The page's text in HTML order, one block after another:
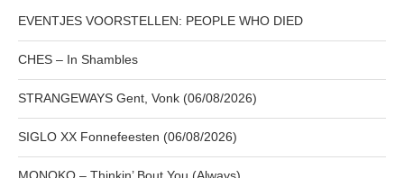
EVENTJES VOORSTELLEN: PEOPLE WHO DIED
CHES – In Shambles
STRANGEWAYS Gent, Vonk (06/08/2026)
SIGLO XX Fonnefeesten (06/08/2026)